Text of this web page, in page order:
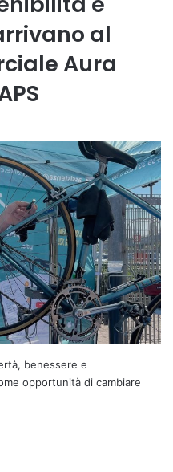
al
Aura
benessere e
opportunità di cambiare